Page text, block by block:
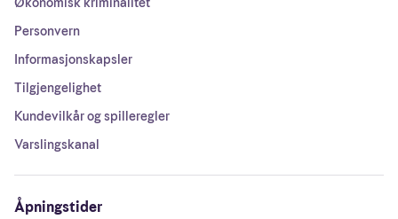
Personvern
Informasjonskapsler
Tilgjengelighet
Kundevilkår og spilleregler
Varslingskanal
Åpningstider